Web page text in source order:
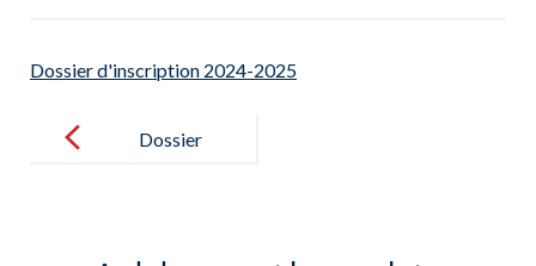
Dossier d'inscription 2024-2025
navigation
Dossier